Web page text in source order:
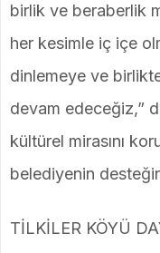
birlik ve beraberlik
her kesimle iç içe
dinlemeye ve
devam edeceğiz,”
kültürel mirasını
belediyenin
TİLKİLER KÖYÜ